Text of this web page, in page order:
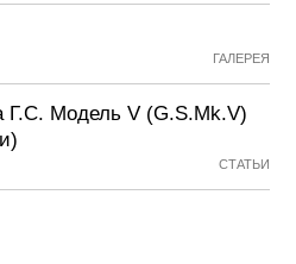
ГАЛЕРЕЯ
Г.С. Модель V (G.S.Mk.V)
СТАТЬИ